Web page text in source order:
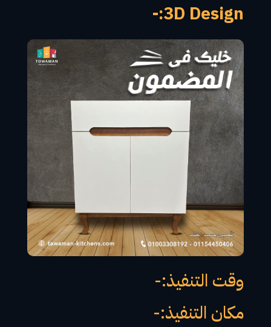
3D Design:-
وقت التنفيذ:-
مكان التنفيذ:-